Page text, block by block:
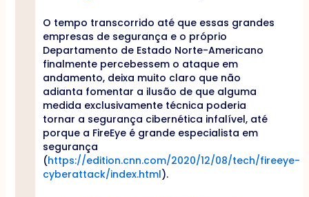
O tempo transcorrido até que essas grandes
empresas de segurança e o próprio
Departamento de Estado Norte-Americano
finalmente percebessem o ataque em
andamento, deixa muito claro que não
adianta fomentar a ilusão de que alguma
medida exclusivamente técnica poderia
tornar a segurança cibernética infalível, até
porque a FireEye é grande especialista em
segurança
(https://edition.cnn.com/2020/12/08/tech/fireeye-
cyberattack/index.html).